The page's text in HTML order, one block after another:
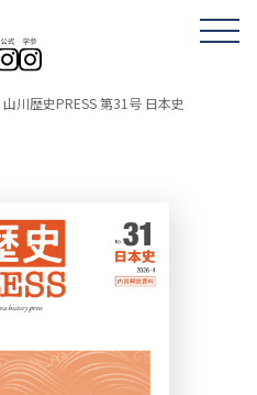
山川歴史PRESS 第31号 日本史